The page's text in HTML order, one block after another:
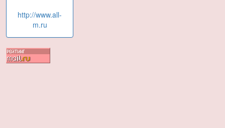
http://www.all-
m.ru